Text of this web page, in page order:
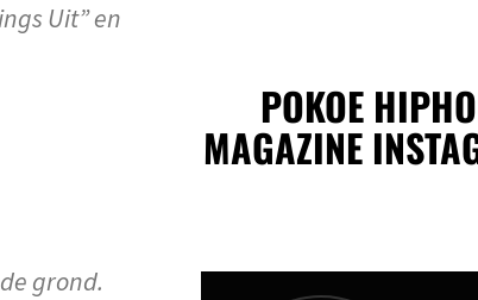
Uit” en
grond.
POKOE
MAGAZINE